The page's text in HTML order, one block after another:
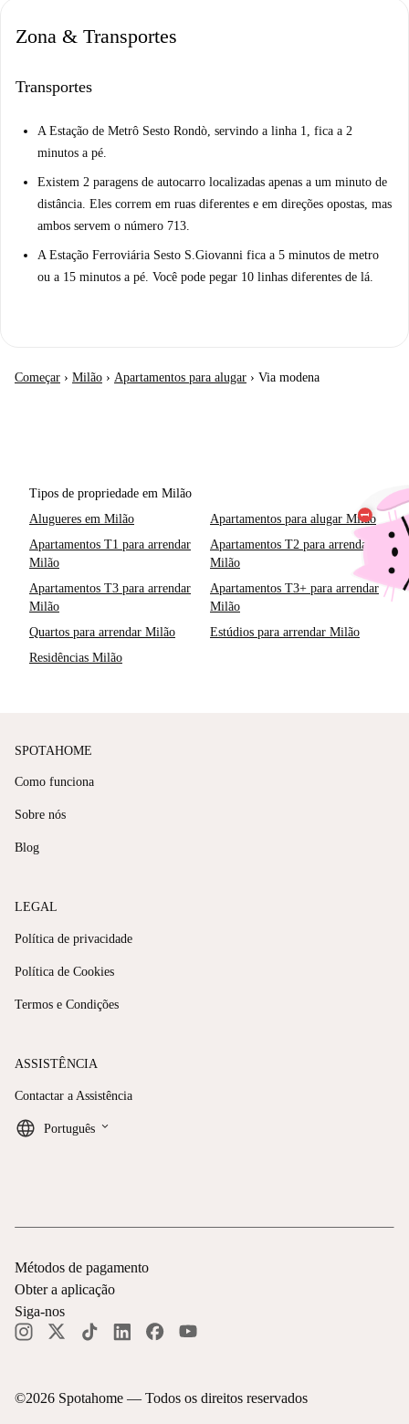
Zona & Transportes
Transportes
A Estação de Metrô Sesto Rondò, servindo a linha 1, fica a 2
minutos a pé.
Existem 2 paragens de autocarro localizadas apenas a um minuto de
distância. Eles correm em ruas diferentes e em direções opostas, mas
ambos servem o número 713.
A Estação Ferroviária Sesto S.Giovanni fica a 5 minutos de metro
ou a 15 minutos a pé. Você pode pegar 10 linhas diferentes de lá.
Começar › Milão › Apartamentos para alugar › Via modena
Tipos de propriedade em Milão
Alugueres em Milão
Apartamentos para alugar Milão
Apartamentos T1 para arrendar
Milão
Apartamentos T2 para arrendar
Milão
Apartamentos T3 para arrendar
Milão
Apartamentos T3+ para arrendar
Milão
Quartos para arrendar Milão
Estúdios para arrendar Milão
Residências Milão
SPOTAHOME
Como funciona
Sobre nós
Blog
LEGAL
Política de privacidade
Política de Cookies
Termos e Condições
ASSISTÊNCIA
Contactar a Assistência
Português keyboard_arrow_down
©2026 Spotahome — Todos os direitos reservados
Métodos de pagamento
Obter a aplicação
Siga-nos